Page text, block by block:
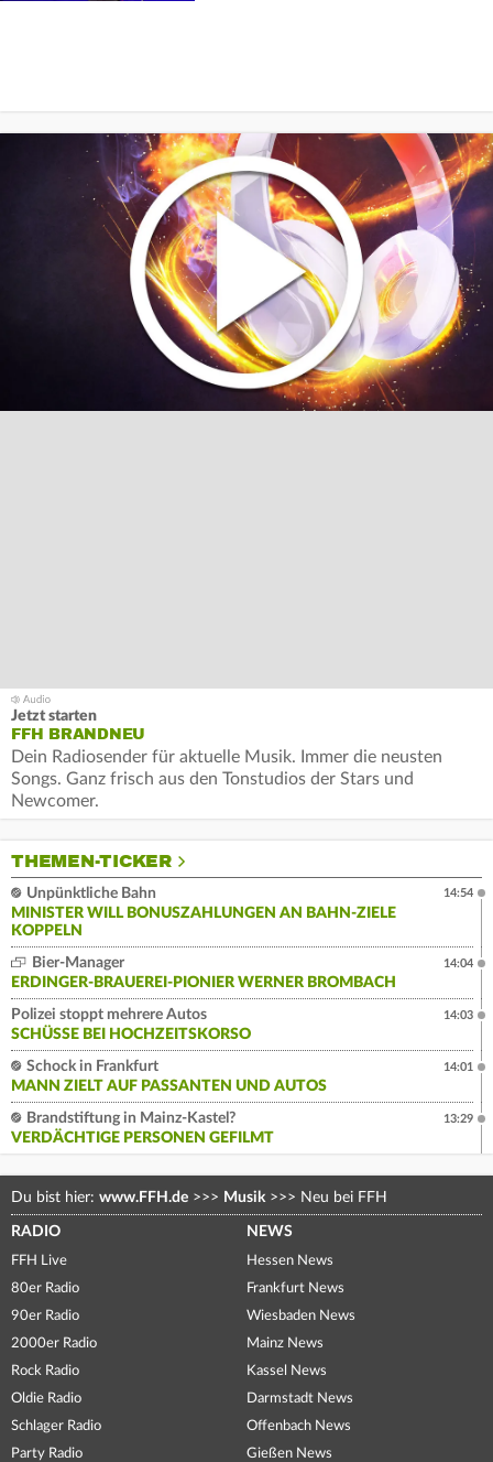
Jetzt starten
FFH BRANDNEU
Dein Radiosender für aktuelle Musik. Immer die neusten
Songs. Ganz frisch aus den Tonstudios der Stars und
Newcomer.
THEMEN-TICKER
Unpünktliche Bahn
MINISTER WILL BONUSZAHLUNGEN AN BAHN-ZIELE
KOPPELN
14:54
Bier-Manager
ERDINGER-BRAUEREI-PIONIER WERNER BROMBACH
14:04
Polizei stoppt mehrere Autos
SCHÜSSE BEI HOCHZEITSKORSO
14:03
Schock in Frankfurt
MANN ZIELT AUF PASSANTEN UND AUTOS
14:01
Brandstiftung in Mainz-Kastel?
VERDÄCHTIGE PERSONEN GEFILMT
13:29
Du bist hier: www.FFH.de >>> Musik >>> Neu bei FFH
RADIO
FFH Live
80er Radio
90er Radio
2000er Radio
Rock Radio
Oldie Radio
Schlager Radio
Party Radio
NEWS
Hessen News
Frankfurt News
Wiesbaden News
Mainz News
Kassel News
Darmstadt News
Offenbach News
Gießen News